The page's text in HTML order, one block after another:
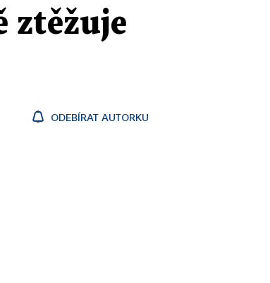
ztěžuje
ODEBÍRAT AUTORKU